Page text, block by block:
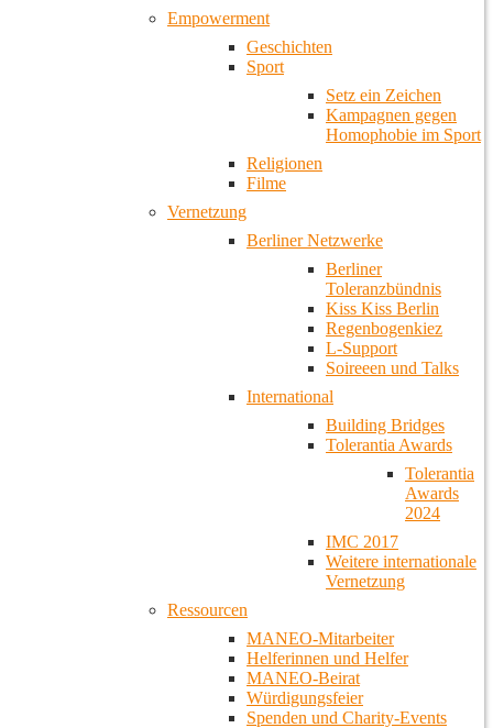
Empowerment
Geschichten
Sport
Setz ein Zeichen
Kampagnen gegen
Homophobie im Sport
Religionen
Filme
Vernetzung
Berliner Netzwerke
Berliner
Toleranzbündnis
Kiss Kiss Berlin
Regenbogenkiez
L-Support
Soireeen und Talks
International
Building Bridges
Tolerantia Awards
Tolerantia
Awards
2024
IMC 2017
Weitere internationale
Vernetzung
Ressourcen
MANEO-Mitarbeiter
Helferinnen und Helfer
MANEO-Beirat
Würdigungsfeier
Spenden und Charity-Events